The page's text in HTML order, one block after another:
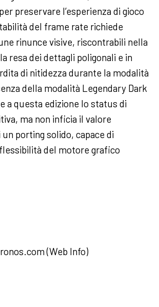
preservare l’esperienza di gioco
del frame rate richiede
rinunce visive, riscontrabili nella
resa dei dettagli poligonali e in
di nitidezza durante la modalità
della modalità Legendary Dark
a questa edizione lo status di
ma non inficia il valore
porting solido, capace di
del motore grafico
(Web Info)